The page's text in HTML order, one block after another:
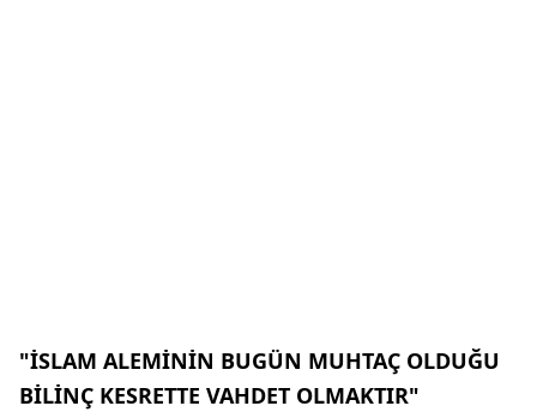
"İSLAM ALEMİNİN BUGÜN MUHTAÇ OLDUĞU
BİLİNÇ KESRETTE VAHDET OLMAKTIR"